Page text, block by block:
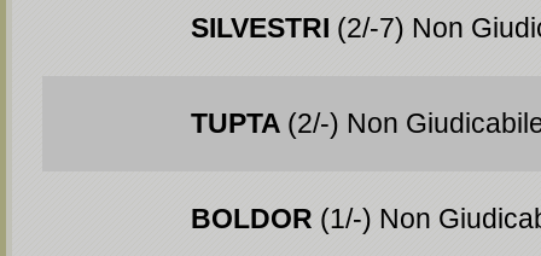
SILVESTRI (2/-7) Non
TUPTA (2/-) Non
BOLDOR (1/-) Non